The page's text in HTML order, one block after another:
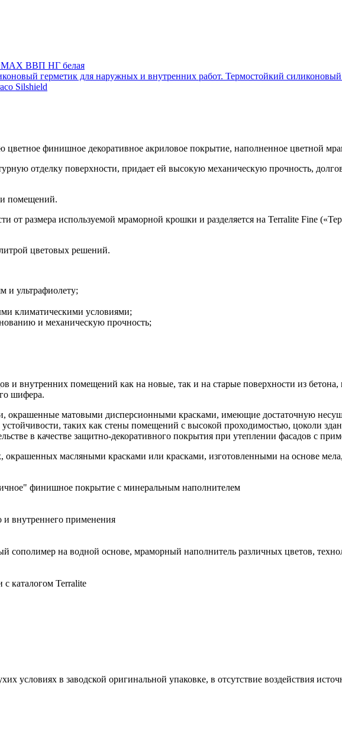
ВВП НГ белая
Термостойкий
Silshield
цветное финишное декоративное акриловое покрытие, наполненное цветной
отделку поверхности, придает ей высокую механическую прочность,
помещений.
от размера используемой мраморной крошки и разделяется на Terralite Fine
цветовых решений.
и ультрафиолету;
климатическими условиями;
и механическую прочность;
и внутренних помещений как на новые, так и на старые поверхности из
шифера.
окрашенные матовыми дисперсионными красками, имеющие достаточную
таких как стены помещений с высокой проходимостью, цоколи
в качестве защитно-декоративного покрытия при утеплении фасадов с
окрашенных масляными красками или красками, изготовленными на основе
финишное покрытие с минеральным наполнителем
и внутреннего применения
сополимер на водной основе, мраморный наполнитель различных цветов,
с каталогом Terralite
условиях в заводской оригинальной упаковке, в отсутствие воздействия